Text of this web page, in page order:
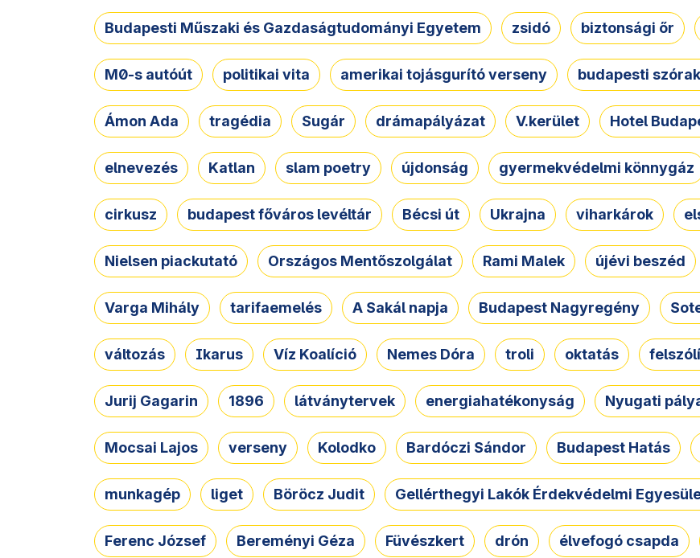
Budapesti Műszaki és Gazdaságtudományi Egyetem zsidó biztonsági őr
M0-s autóút politikai vita amerikai tojásgurító verseny budapesti
Ámon Ada tragédia Sugár drámapályázat V.kerület Hotel
elnevezés Katlan slam poetry újdonság gyermekvédelmi könnygáz
cirkusz budapest főváros levéltár Bécsi út Ukrajna viharkárok
Nielsen piackutató Országos Mentőszolgálat Rami Malek újévi beszéd
Varga Mihály tarifaemelés A Sakál napja Budapest Nagyregény
változás Ikarus Víz Koalíció Nemes Dóra troli oktatás
Jurij Gagarin 1896 látványtervek energiahatékonyság Nyugati
Mocsai Lajos verseny Kolodko Bardóczi Sándor Budapest Hatás
munkagép liget Böröcz Judit Gellérthegyi Lakók Érdekvédelmi
Ferenc József Bereményi Géza Füvészkert drón élvefogó csapda